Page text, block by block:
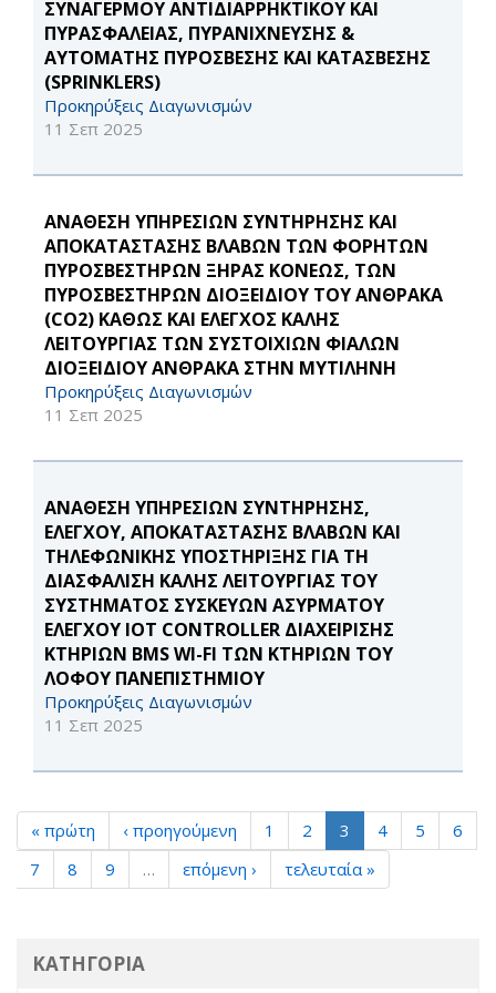
ΣΥΝΑΓΕΡΜΟΥ ΑΝΤΙΔΙΑΡΡΗΚΤΙΚΟΥ ΚΑΙ
ΠΥΡΑΣΦΑΛΕΙΑΣ, ΠΥΡΑΝΙΧΝΕΥΣΗΣ &
ΑΥΤΟΜΑΤΗΣ ΠΥΡΟΣΒΕΣΗΣ ΚΑΙ ΚΑΤΑΣΒΕΣΗΣ
(SPRINKLERS)
Προκηρύξεις Διαγωνισμών
11 Σεπ 2025
ΑΝΑΘΕΣΗ ΥΠΗΡΕΣΙΩΝ ΣΥΝΤΗΡΗΣΗΣ ΚΑΙ
ΑΠΟΚΑΤΑΣΤΑΣΗΣ ΒΛΑΒΩΝ ΤΩΝ ΦΟΡΗΤΩΝ
ΠΥΡΟΣΒΕΣΤΗΡΩΝ ΞΗΡΑΣ ΚΟΝΕΩΣ, ΤΩΝ
ΠΥΡΟΣΒΕΣΤΗΡΩΝ ΔΙΟΞΕΙΔΙΟΥ ΤΟΥ ΑΝΘΡΑΚΑ
(CO2) ΚΑΘΩΣ ΚΑΙ ΕΛΕΓΧΟΣ ΚΑΛΗΣ
ΛΕΙΤΟΥΡΓΙΑΣ ΤΩΝ ΣΥΣΤΟΙΧΙΩΝ ΦΙΑΛΩΝ
ΔΙΟΞΕΙΔΙΟΥ ΑΝΘΡΑΚΑ ΣΤΗΝ ΜΥΤΙΛΗΝΗ
Προκηρύξεις Διαγωνισμών
11 Σεπ 2025
ΑΝΑΘΕΣΗ ΥΠΗΡΕΣΙΩΝ ΣΥΝΤΗΡΗΣΗΣ,
ΕΛΕΓΧΟΥ, ΑΠΟΚΑΤΑΣΤΑΣΗΣ ΒΛΑΒΩΝ ΚΑΙ
ΤΗΛΕΦΩΝΙΚΗΣ ΥΠΟΣΤΗΡΙΞΗΣ ΓΙΑ ΤΗ
ΔΙΑΣΦΑΛΙΣΗ ΚΑΛΗΣ ΛΕΙΤΟΥΡΓΙΑΣ ΤΟΥ
ΣΥΣΤΗΜΑΤΟΣ ΣΥΣΚΕΥΩΝ ΑΣΥΡΜΑΤΟΥ
ΕΛΕΓΧΟΥ IOT CONTROLLER ΔΙΑΧΕΙΡΙΣΗΣ
ΚΤΗΡΙΩΝ BMS WI-FI ΤΩΝ ΚΤΗΡΙΩΝ ΤΟΥ
ΛΟΦΟΥ ΠΑΝΕΠΙΣΤΗΜΙΟΥ
Προκηρύξεις Διαγωνισμών
11 Σεπ 2025
« πρώτη ‹ προηγούμενη 1 2 3 4 5
6
7
8 9 … επόμενη › τελευταία »
ΚΑΤΗΓΟΡΙΑ